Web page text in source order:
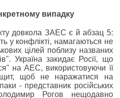
випадку
довкола ЗАЕС є й абзац 5:
у конфлікті, намагаються не
цілей поблизу названих
Україна закидає Росії, що
на АЕС, використовуючи її
щоб не наражатися на
- представник російських
Рогов нещодавно